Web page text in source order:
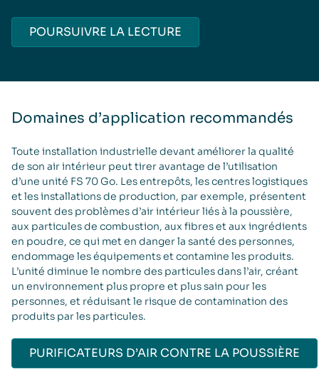
POURSUIVRE LA LECTURE
Domaines d’application recommandés
Toute installation industrielle devant améliorer la qualité
de son air intérieur peut tirer avantage de l’utilisation
d’une unité FS 70 Go. Les entrepôts, les centres logistiques
et les installations de production, par exemple, présentent
souvent des problèmes d’air intérieur liés à la poussière,
aux particules de combustion, aux fibres et aux ingrédients
en poudre, ce qui met en danger la santé des personnes,
endommage les équipements et contamine les produits.
L’unité diminue le nombre des particules dans l’air, créant
un environnement plus propre et plus sain pour les
personnes, et réduisant le risque de contamination des
produits par les particules.
PURIFICATEURS D’AIR CONTRE LA POUSSIÈRE